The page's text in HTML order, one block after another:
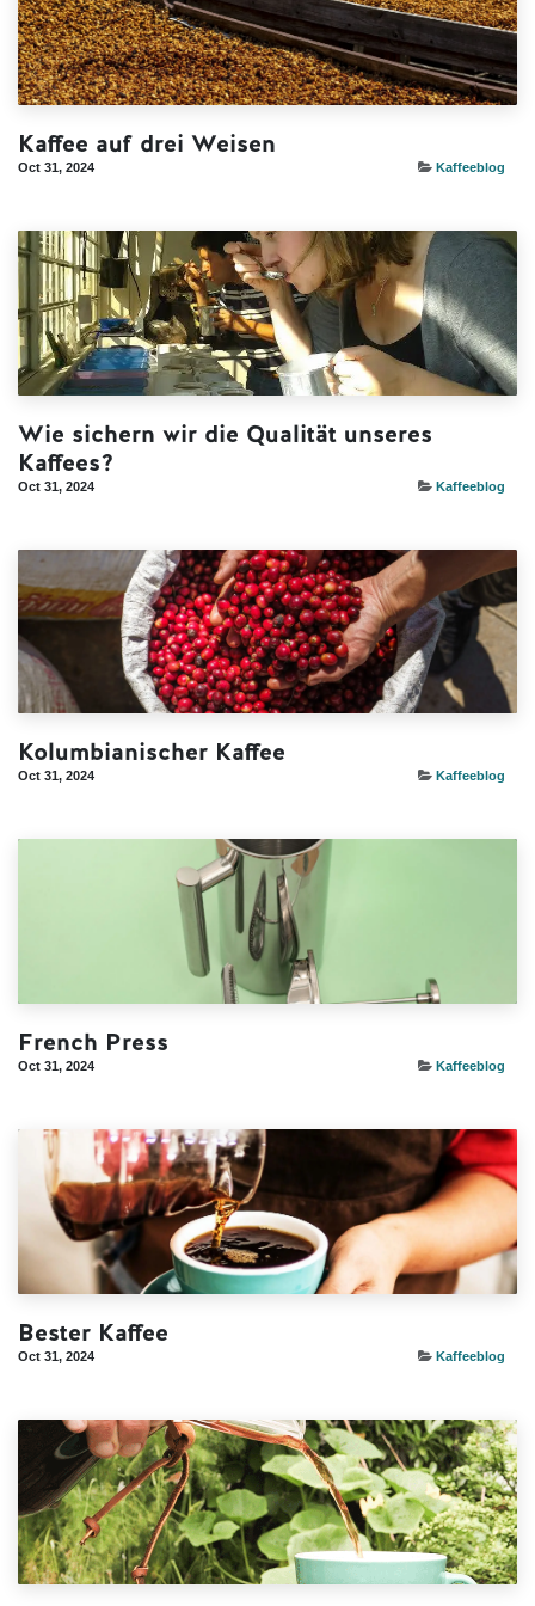
Kaffee auf drei Weisen
Oct 31, 2024 Kaffeeblog
Wie sichern wir die Qualität unseres
Kaffees?
Oct 31, 2024 Kaffeeblog
Kolumbianischer Kaffee
Oct 31, 2024 Kaffeeblog
French Press
Oct 31, 2024 Kaffeeblog
Bester Kaffee
Oct 31, 2024 Kaffeeblog